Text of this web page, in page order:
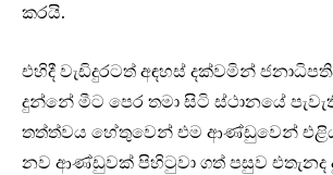
කරයි.
එහිදී වැඩිදුරටත් අඳහස් දක්වමින්
දුන්නේ මීට පෙර තමා සිටි ස්ථානයේ
තත්ත්වය හේතුවෙන් එම ආණ්ඩුවෙන්
නව ආණ්ඩුවක් පිහිටුවා ගත් පසුව එතැනද